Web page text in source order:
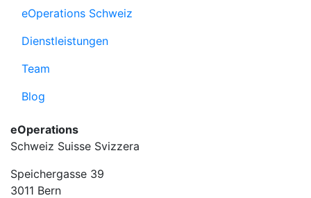
eOperations
Schweiz Suisse Svizzera
Speichergasse 39
3011 Bern
eOperations Schweiz
Dienstleistungen
Team
Blog